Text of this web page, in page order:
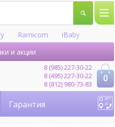
Ramicom
iBaby
и акции
0
8 (985) 227-30-22
8 (495) 227-30-22
8 (812) 980-73-83
Гарантия